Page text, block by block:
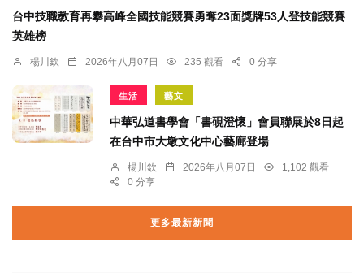
台中技職教育再攀高峰全國技能競賽勇奪23面獎牌53人登技能競賽
英雄榜
楊川欽 2026年八月07日 235 觀看 0 分享
生活 藝文
中華弘道書學會「書硯澄懷」會員聯展於8日起
在台中市大墩文化中心藝廊登場
楊川欽 2026年八月07日
1,102 觀看
0 分享
更多最新新聞